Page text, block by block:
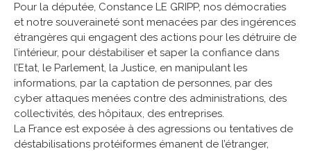
Pour la députée, Constance LE GRIPP, nos démocraties
et notre souveraineté sont menacées par des ingérences
étrangères qui engagent des actions pour les détruire de
l’intérieur, pour déstabiliser et saper la confiance dans
l’Etat, le Parlement, la Justice, en manipulant les
informations, par la captation de personnes, par des
cyber attaques menées contre des administrations, des
collectivités, des hôpitaux, des entreprises.
La France est exposée à des agressions ou tentatives de
déstabilisations protéiformes émanent de l’étranger,